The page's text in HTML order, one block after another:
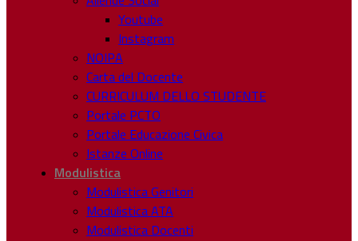
Youtube
Instagram
NOIPA
Carta del Docente
CURRICULUM DELLO STUDENTE
Portale PCTO
Portale Educazione Civica
Istanze Online
Modulistica
Modulistica Genitori
Modulistica ATA
Modulistica Docenti